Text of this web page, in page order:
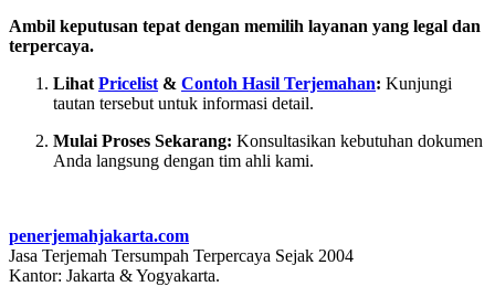
Ambil keputusan tepat dengan memilih layanan yang legal dan
terpercaya.
Lihat Pricelist & Contoh Hasil Terjemahan: Kunjungi
tautan tersebut untuk informasi detail.
Mulai Proses Sekarang: Konsultasikan kebutuhan dokumen
Anda langsung dengan tim ahli kami.
penerjemahjakarta.com
Jasa Terjemah Tersumpah Terpercaya Sejak 2004
Kantor: Jakarta & Yogyakarta.